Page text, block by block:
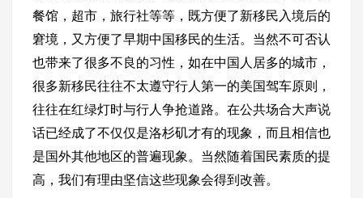
餐馆，超市，旅行社等等，既方便了新移民入境后的
窘境，又方便了早期中国移民的生活。当然不可否认
也带来了很多不良的习性，如在中国人居多的城市，
很多新移民往往不太遵守行人第一的美国驾车原则，
往往在红绿灯时与行人争抢道路。在公共场合大声说
话已经成了不仅仅是洛杉矶才有的现象，而且相信也
是国外其他地区的普遍现象。当然随着国民素质的提
高，我们有理由坚信这些现象会得到改善。